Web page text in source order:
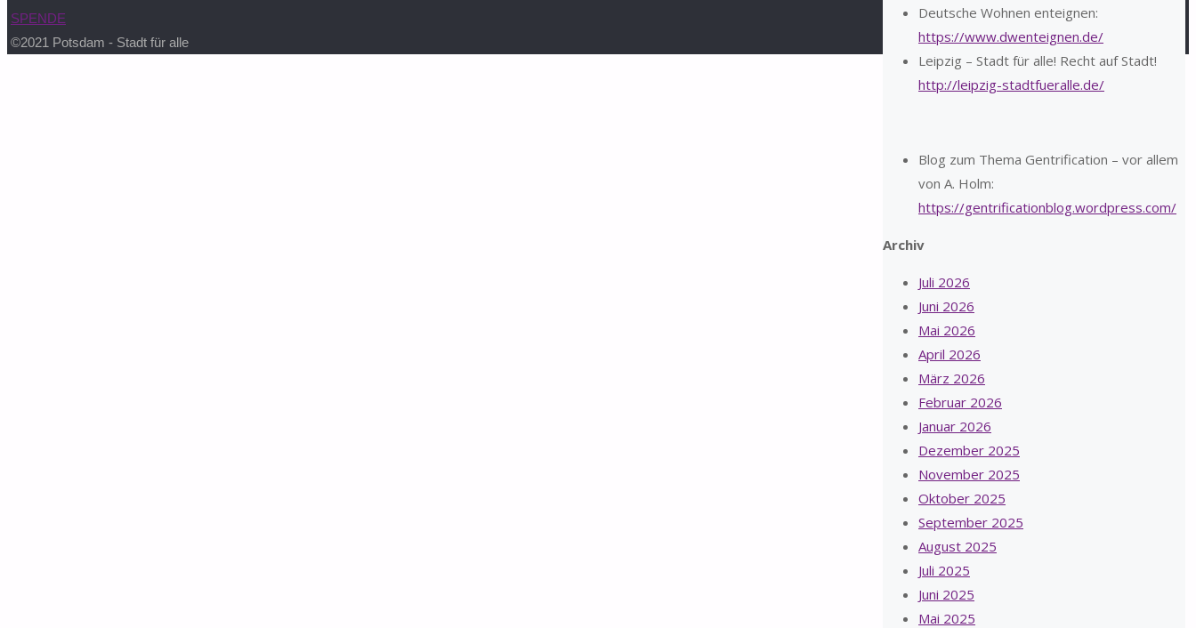
Deutsche Wohnen enteignen:
https://www.dwenteignen.de/
Leipzig – Stadt für alle! Recht auf Stadt!
http://leipzig-stadtfueralle.de/
Blog zum Thema Gentrification – vor allem
von A. Holm:
https://gentrificationblog.wordpress.com/
Archiv
Juli 2026
Juni 2026
Mai 2026
April 2026
März 2026
Februar 2026
Januar 2026
Dezember 2025
November 2025
Oktober 2025
September 2025
August 2025
Juli 2025
Juni 2025
Mai 2025
SPENDE
©2021 Potsdam - Stadt für alle